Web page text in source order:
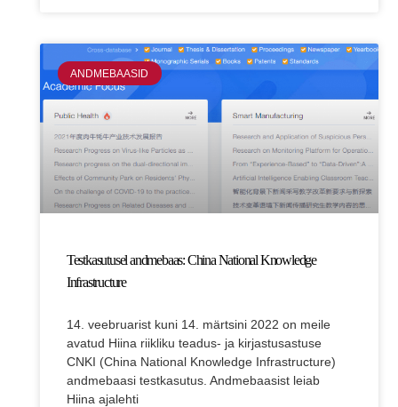
ANDMEBAASID
Testkasutusel andmebaas: China National Knowledge
Infrastructure
14. veebruarist kuni 14. märtsini 2022 on meile
avatud Hiina riikliku teadus- ja kirjastusastuse
CNKI (China National Knowledge Infrastructure)
andmebaasi testkasutus. Andmebaasist leiab
Hiina ajalehti